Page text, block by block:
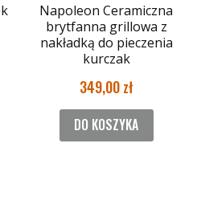
Napoleon Ceramiczna
brytfanna grillowa z
nakładką do pieczenia
kurczak
349,00
DO KOSZYKA